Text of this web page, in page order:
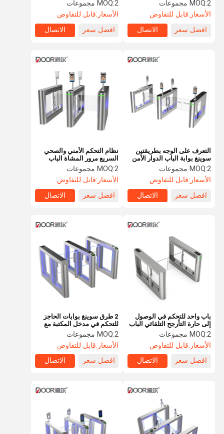
جولة في
مراقبة الجودة أخبار
اطلب اقتباس
أرجوحة باب دوار
الباب الدوار التعرف على الوجه
بوابة الجدار رفرف
مطار الباب الدوار
كامل الارتفاع الباب الدوار
نظام التحكم في الوصول إلى التعرف على الوجوه
نظام وقوف السيارات LPR
آلة موزع تذاكر وقوف السيارات
بوابة حاجز السيارة
نظام التوجيه وقوف السيارات
نصف دوار الباب الدوار
شحن EV
MOQ:2 مجموعات
الأسعار:قابل للتفاوض
افضل سعر
الاتصال
الترويج
MOQ:2 مجموعات
الأسعار:قابل للتفاوض
افضل سعر
الاتصال
التعرف على الوجه بطريقتين
سوينغ بوابة الباب الدوار الأمن
للمشاة سرعة المرور بوابة
الباب الدوار
MOQ:2 مجموعات
الأسعار:قابل للتفاوض
افضل سعر
الاتصال
نظام التحكم الأمني ​​والصحي
السريع مرور المشاة الباب
الدوار
MOQ:2 مجموعات
الأسعار:قابل للتفاوض
افضل سعر
الاتصال
باب واحد للتحكم في الوصول
إلى حارة التأرجح التلقائي الباب
الدوار لمدخل السوبر ماركت
MOQ:2 مجموعات
الأسعار:قابل للتفاوض
افضل سعر
الاتصال
2 طرق سوينغ بوابات الحاجز
للتحكم في مدخل المكتبة مع
التحكم في الوصول إلى قارئ
البطاقة
MOQ:2 مجموعات
الأسعار:قابل للتفاوض
افضل سعر
الاتصال